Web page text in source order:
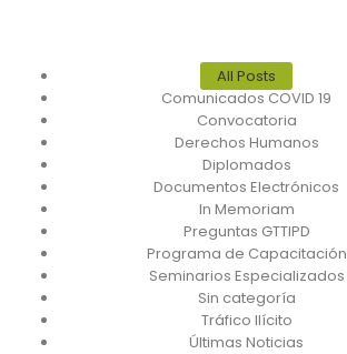
All Posts
Comunicados COVID 19
Convocatoria
Derechos Humanos
Diplomados
Documentos Electrónicos
In Memoriam
Preguntas GTTIPD
Programa de Capacitación
Seminarios Especializados
Sin categoría
Tráfico Ilícito
Últimas Noticias